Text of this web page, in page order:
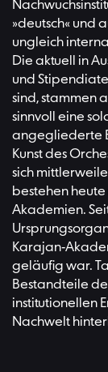
»deutsch« und
ungleich
Die aktuell in
und
sind, stammen
sinnvoll eine
angegliederte
Kunst des
sich
bestehen
Akademien.
Karajan-
geläuﬁg war.
Bestandteile
institutionellen
Nachwelt